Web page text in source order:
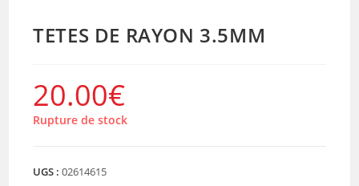
TETES DE RAYON 3.5MM
20.00€
Rupture de stock
UGS :02614615